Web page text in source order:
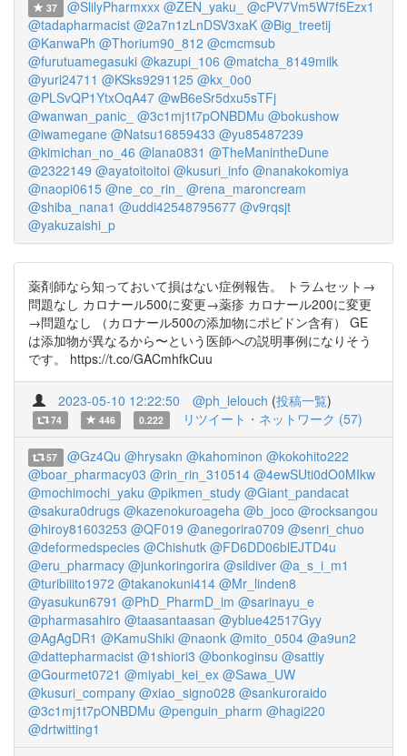
37 @SlilyPharmxxx @ZEN_yaku_
@cPV7Vm5W7f5Ezx1
@tadapharmacist @2a7n1zLnDSV3xaK @Big_treetij
@KanwaPh @Thorium90_812 @cmcmsub
@furutuamegasuki @kazupi_106 @matcha_8149milk
@yuri24711 @KSks9291125 @kx_0o0
@PLSvQP1YtxOqA47 @wB6eSr5dxu5sTFj
@wanwan_panic_ @3c1mj1t7pONBDMu @bokushow
@iwamegane @Natsu16859433 @yu85487239
@kimichan_no_46 @lana0831 @TheManintheDune
@2322149 @ayatoitoitoi @kusuri_info @nanakokomiya
@naopi0615 @ne_co_rin_
@rena_maroncream
@shiba_nana1 @uddi42548795677 @v9rqsjt
@yakuzaishi_p
薬剤師なら知っておいて損はない症例報告。 トラムセット→
問題なし カロナール500に変更→薬疹 カロナール200に変更
→問題なし （カロナール500の添加物にポビドン含有） GE
は添加物が異なるから〜という医師への説明事例になりそう
です。 https://t.co/GACmhfkCuu
2023-05-10 12:22:50 @ph_lelouch (投稿一覧)
74 446 0.222 リツイート・ネットワーク (57)
57 @Gz4Qu @hrysakn @kahominon @kokohito222
@boar_pharmacy03 @rin_rin_310514 @4ewSUti0dO0MIkw
@mochimochi_yaku @pikmen_study @Giant_pandacat
@sakura0drugs @kazenokuroageha @b_joco @rocksangou
@hiroy81603253 @QF019 @anegorira0709 @senri_chuo
@deformedspecies @Chishutk @FD6DD06blEJTD4u
@eru_pharmacy @junkoringorira @sildiver @a_s_i_m1
@turibiiito1972 @takanokuni414 @Mr_linden8
@yasukun6791 @PhD_PharmD_im @sarinayu_e
@pharmasahiro @taasantaasan @yblue42517Gyy
@AgAgDR1 @KamuShiki @naonk @mito_0504 @a9un2
@dattepharmacist @1shiori3 @bonkoginsu @sattiy
@Gourmet0721 @miyabi_kei_ex @Sawa_UW
@kusuri_company @xiao_signo028 @sankuroraido
@3c1mj1t7pONBDMu @penguin_pharm @hagi220
@drtwitting1